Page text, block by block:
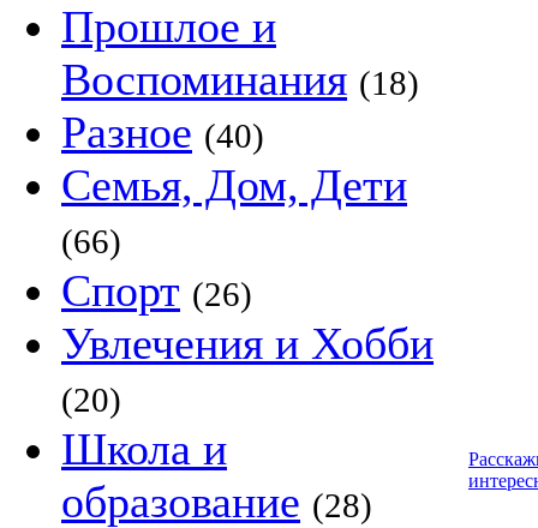
Прошлое и
Воспоминания (18)
Разное (40)
Семья, Дом, Дети
(66)
Спорт (26)
Увлечения и Хобби
(20)
Школа и
образование (28)